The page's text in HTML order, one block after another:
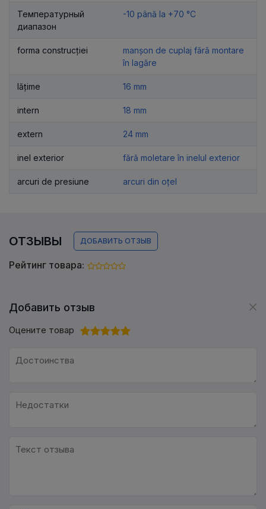
Температурный
диапазон
-10 până la +70 °C
forma construcției
manșon de cuplaj fără montare
în lagăre
lățime 16 mm
intern 18 mm
extern 24 mm
inel exterior fără moletare în inelul exterior
arcuri de presiune arcuri din oțel
ОТЗЫВЫ ДОБАВИТЬ ОТЗЫВ
Рейтинг товара:
Добавить отзыв
Оцените товар